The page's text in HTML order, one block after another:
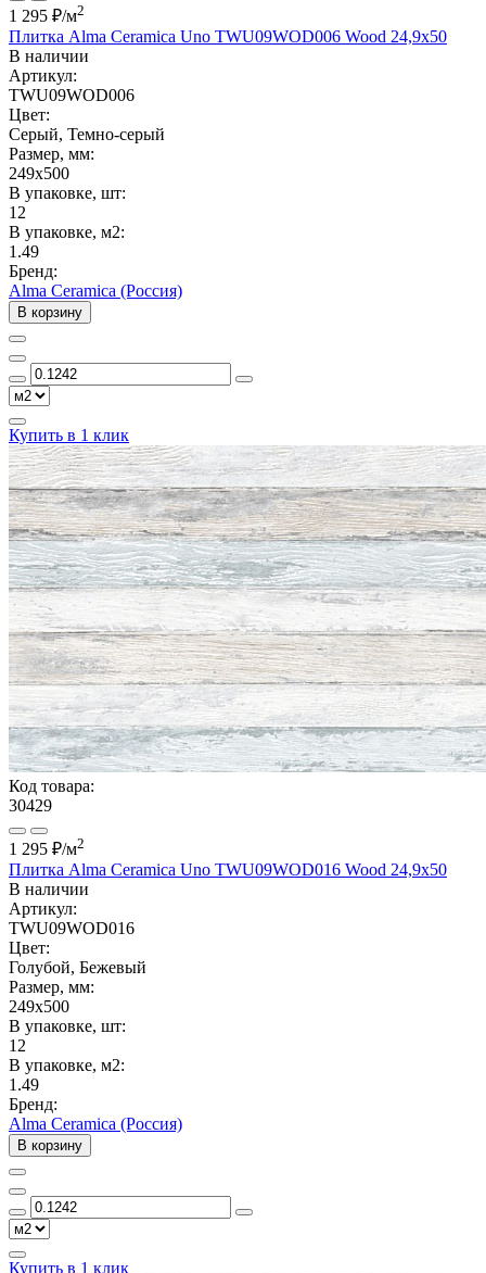
1 295 ₽/м2
Плитка Alma Ceramica Uno TWU09WOD006 Wood 24,9x50
В наличии
Артикул:
TWU09WOD006
Цвет:
Серый, Темно-серый
Размер, мм:
249x500
В упаковке, шт:
12
В упаковке, м2:
1.49
Бренд:
Alma Ceramica (Россия)
В корзину
Купить в 1 клик
Код товара:
30429
1 295 ₽/м2
Плитка Alma Ceramica Uno TWU09WOD016 Wood 24,9x50
В наличии
Артикул:
TWU09WOD016
Цвет:
Голубой, Бежевый
Размер, мм:
249x500
В упаковке, шт:
12
В упаковке, м2:
1.49
Бренд:
Alma Ceramica (Россия)
В корзину
Купить в 1 клик